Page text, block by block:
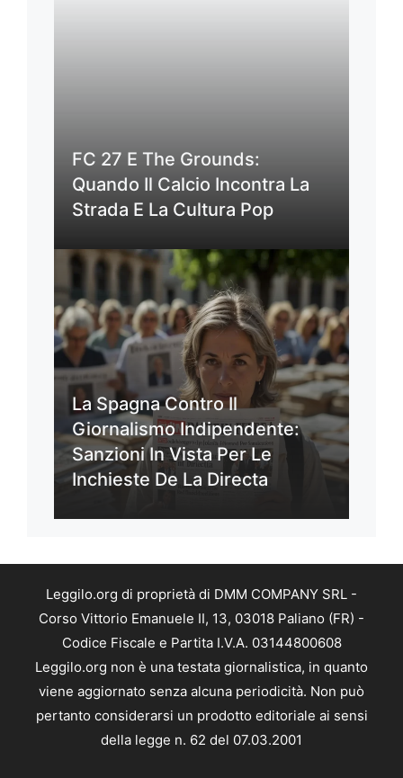
FC 27 E The Grounds:
Quando Il Calcio Incontra La
Strada E La Cultura Pop
La Spagna Contro Il
Giornalismo Indipendente:
Sanzioni In Vista Per Le
Inchieste De La Directa
Leggilo.org di proprietà di DMM COMPANY SRL -
Corso Vittorio Emanuele II, 13, 03018 Paliano (FR) -
Codice Fiscale e Partita I.V.A. 03144800608
Leggilo.org non è una testata giornalistica, in quanto
viene aggiornato senza alcuna periodicità. Non può
pertanto considerarsi un prodotto editoriale ai sensi
della legge n. 62 del 07.03.2001